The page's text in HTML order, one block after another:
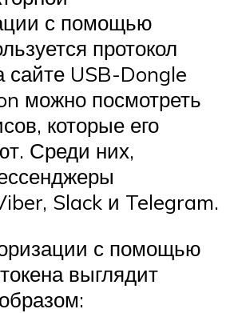
с помощью
протокол
сайте USB-Dongle
можно посмотреть
которые его
Среди них,
Slack и Telegram.
с помощью
выглядит